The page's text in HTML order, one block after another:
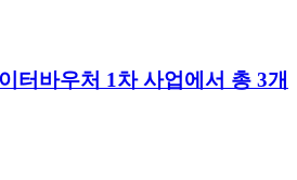
터바우처 1차 사업에서 총 3개